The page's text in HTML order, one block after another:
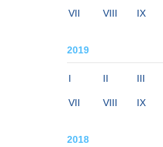
VII VIII IX
2019
I II III
VII VIII IX
2018